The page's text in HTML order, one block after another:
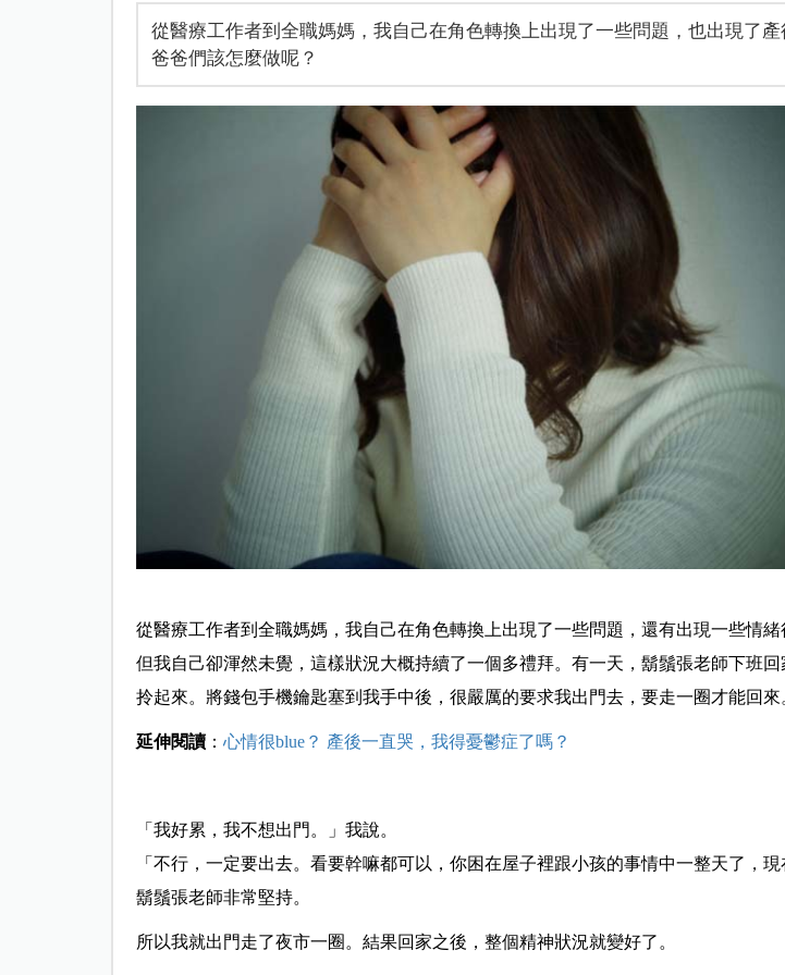
從醫療工作者到全職媽媽，我自己在角色轉換上出現了一些問題，也出現了
爸爸們該怎麼做呢？
從醫療工作者到全職媽媽，我自己在角色轉換上出現了一些問題，還有出現一些情緒
但我自己卻渾然未覺，這樣狀況大概持續了一個多禮拜。有一天，鬍鬚張老師下班
拎起來。將錢包手機鑰匙塞到我手中後，很嚴厲的要求我出門去，要走一圈才能回來
延伸閱讀： 心情很blue？ 產後一直哭，我得憂鬱症了嗎？
「我好累，我不想出門。」我說。
「不行，一定要出去。看要幹嘛都可以，你困在屋子裡跟小孩的事情中一整天了，現
鬍鬚張老師非常堅持。
所以我就出門走了夜市一圈。結果回家之後，整個精神狀況就變好了。